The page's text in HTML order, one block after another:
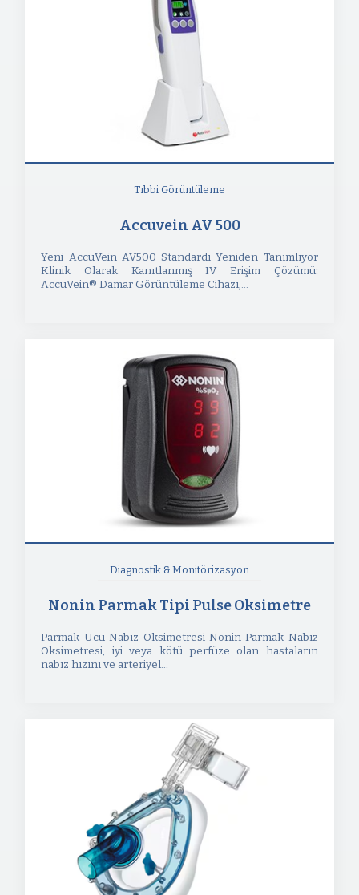
Tıbbi Görüntüleme
Accuvein AV 500
Yeni AccuVein AV500 Standardı Yeniden Tanımlıyor
Klinik Olarak Kanıtlanmış IV Erişim Çözümü:
AccuVein® Damar Görüntüleme Cihazı,...
Diagnostik & Monitörizasyon
Nonin Parmak Tipi Pulse Oksimetre
Parmak Ucu Nabız Oksimetresi Nonin Parmak Nabız
Oksimetresi, iyi veya kötü perfüze olan hastaların
nabız hızını ve arteriyel...